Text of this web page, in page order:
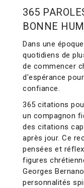
365
BONNE
Dans une
quotidiens de
de commencer
d'espérance
confiance.
365 citations
un compagnon
des citations
après jour. Ce
pensées et
figures
Georges
personnalités